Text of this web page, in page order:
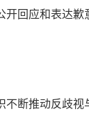
开回应和表达歉
不断推动反歧视